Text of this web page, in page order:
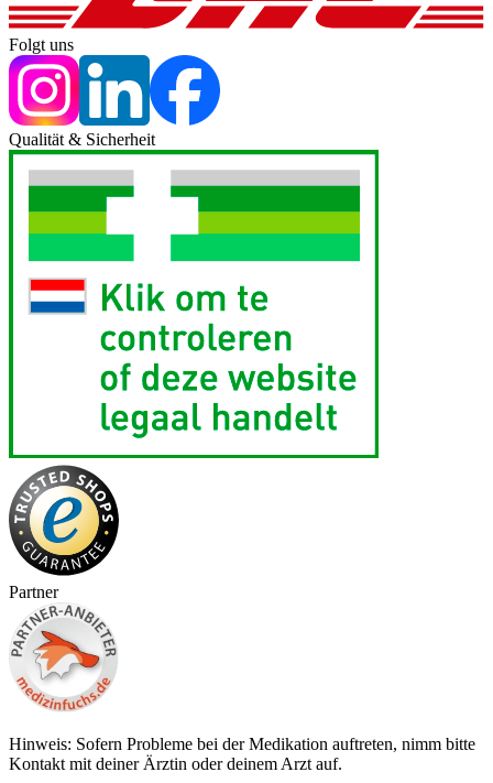
Folgt uns
Qualität & Sicherheit
Partner
Hinweis: Sofern Probleme bei der Medikation auftreten, nimm bitte
Kontakt mit deiner Ärztin oder deinem Arzt auf.